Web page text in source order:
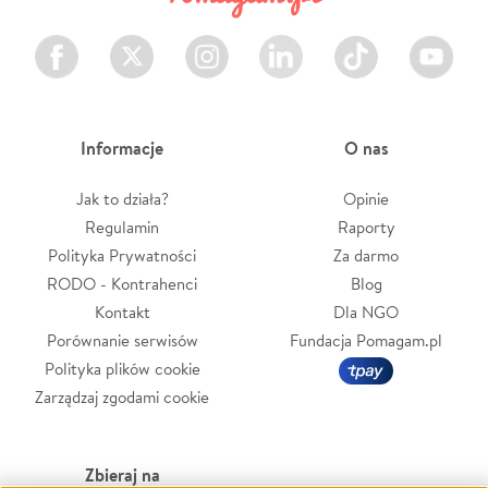
Facebook Twitter Instagram LinkedIn TikTok Youtube
Informacje
Jak to działa?
Regulamin
Polityka Prywatności
RODO - Kontrahenci
Kontakt
Porównanie serwisów
Polityka plików cookie
Zarządzaj zgodami cookie
O nas
Opinie
Raporty
Za darmo
Blog
Dla NGO
Fundacja Pomagam.pl
Zbieraj na